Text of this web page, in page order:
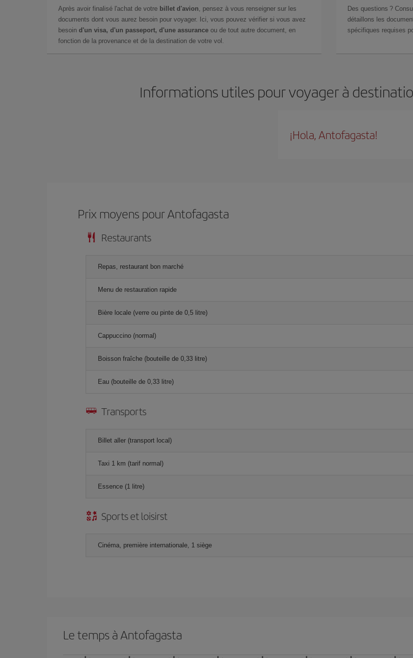
Après avoir finalisé l'achat de votre billet d'avion , pensez à vous renseigner sur les
documents dont vous aurez besoin pour voyager. Ici, vous pouvez vérifier si vous avez
besoin d'un visa, d'un passeport, d'une assurance ou de tout autre document, en
fonction de la provenance et de la destination de votre vol.
Des questions ?
détaillons les
spécifiques requises
Informations utiles pour voyager à
¡Hola, Antofagasta!
Prix ​​moyens pour Antofagasta
Restaurants
Repas, restaurant bon marché
Menu de restauration rapide
Bière locale (verre ou pinte de 0,5 litre)
Cappuccino (normal)
Boisson fraîche (bouteille de 0,33 litre)
Eau (bouteille de 0,33 litre)
Transports
Billet aller (transport local)
Taxi 1 km (tarif normal)
Essence (1 litre)
Sports et loisirst
Cinéma, première internationale, 1 siège
Le temps à Antofagasta